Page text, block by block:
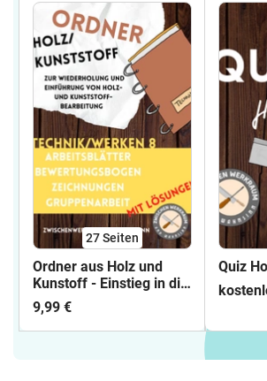
27Seiten
Ordner aus Holz und
Kunstoff - Einstieg in die
8. Klasse!
9,99 €
Quiz